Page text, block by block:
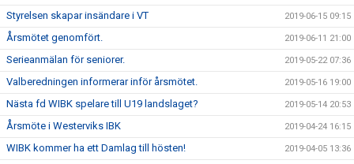
Styrelsen skapar insändare i VT 2019-06-15 09:15
Årsmötet genomfört. 2019-06-11 21:00
Serieanmälan för seniorer. 2019-05-22 07:36
Valberedningen informerar inför årsmötet. 2019-05-16 19:00
Nästa fd WIBK spelare till U19 landslaget? 2019-05-14 20:53
Årsmöte i Westerviks IBK 2019-04-24 16:15
WIBK kommer ha ett Damlag till hösten! 2019-04-05 13:36